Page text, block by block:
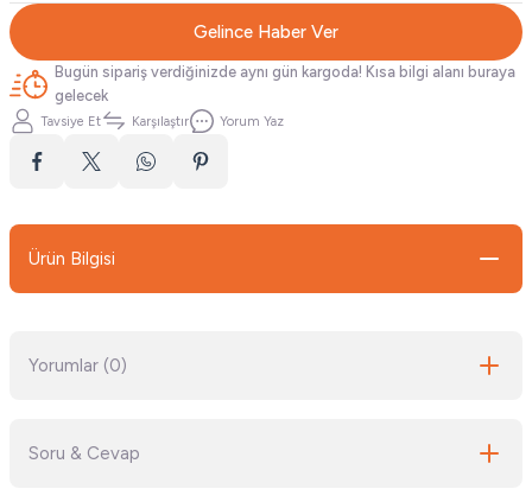
Gelince Haber Ver
Bugün sipariş verdiğinizde aynı gün kargoda! Kısa bilgi alanı buraya
gelecek
Tavsiye Et Karşılaştır Yorum Yaz
Ürün Bilgisi
Yorumlar (0)
Soru & Cevap